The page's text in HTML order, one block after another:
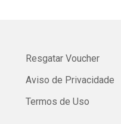
Resgatar Voucher
Aviso de Privacidade
Termos de Uso